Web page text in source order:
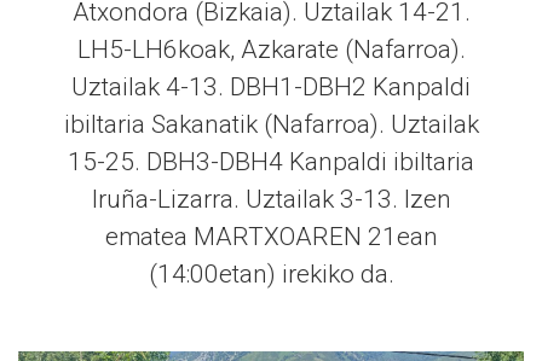
Atxondora (Bizkaia). Uztailak 14-21.
LH5-LH6koak, Azkarate (Nafarroa).
Uztailak 4-13. DBH1-DBH2 Kanpaldi
ibiltaria Sakanatik (Nafarroa). Uztailak
15-25. DBH3-DBH4 Kanpaldi ibiltaria
Iruña-Lizarra. Uztailak 3-13. Izen
ematea MARTXOAREN 21ean
(14:00etan) irekiko da.